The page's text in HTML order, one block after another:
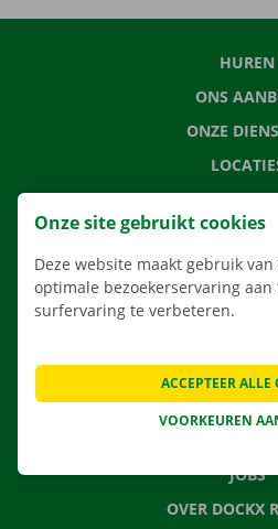
HUREN
ONS
ONZE
APP
VEELGESTELDE
NIEUWS
JOBS
OVER DOCKX
Onze site gebruikt cookies
Deze website maakt gebruik
optimale bezoekerservaring
surfervaring te verbeteren.
VOORKEUREN
ACCEPTEER ALLE